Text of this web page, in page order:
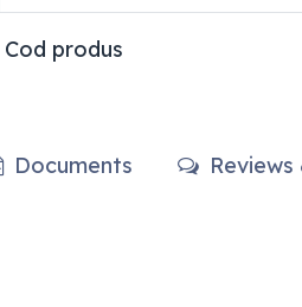
Cod produs
Documents